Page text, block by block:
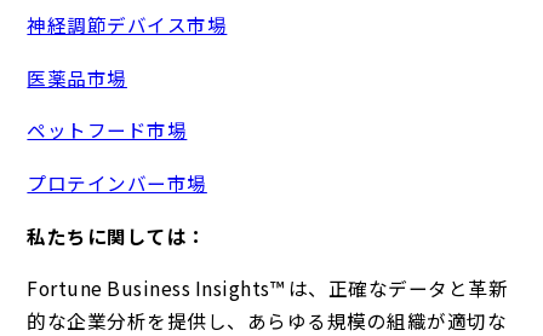
神経調節デバイス市場
医薬品市場
ペットフード市場
プロテインバー市場
私たちに関しては：
Fortune Business Insights™ は、正確なデータと革新
的な企業分析を提供し、あらゆる規模の組織が適切な